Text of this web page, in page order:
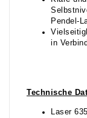
Pendel-
in
Technische
Laser